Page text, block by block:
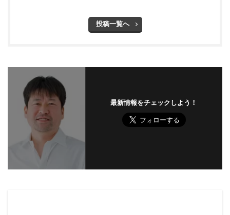
投稿一覧へ
最新情報をチェックしよう！